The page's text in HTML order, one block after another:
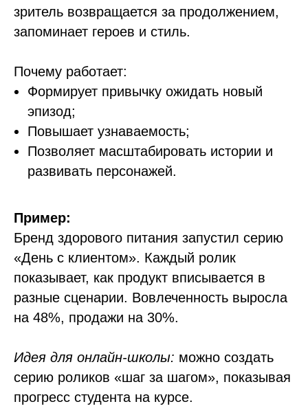
зритель возвращается за продолжением,
запоминает героев и стиль.
Почему работает:
Формирует привычку ожидать новый
эпизод;
Повышает узнаваемость;
Позволяет масштабировать истории и
развивать персонажей.
Пример:
Бренд здорового питания запустил серию
«День с клиентом». Каждый ролик
показывает, как продукт вписывается в
разные сценарии. Вовлеченность выросла
на 48%, продажи на 30%.
Идея для онлайн-школы: можно создать
серию роликов «шаг за шагом», показывая
прогресс студента на курсе.